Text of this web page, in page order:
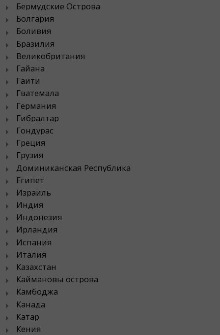
Бермудские Острова
Болгария
Боливия
Бразилия
Великобритания
Гайана
Гаити
Гватемала
Германия
Гибралтар
Гондурас
Греция
Грузия
Доминиканская Республика
Египет
Израиль
Индия
Индонезия
Ирландия
Испания
Италия
Казахстан
Каймановы острова
Камбоджа
Канада
Катар
Кения